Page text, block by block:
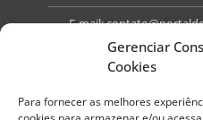
Gerenciar
Cookies
Para fornecer as melhores
E-mail:
Website: